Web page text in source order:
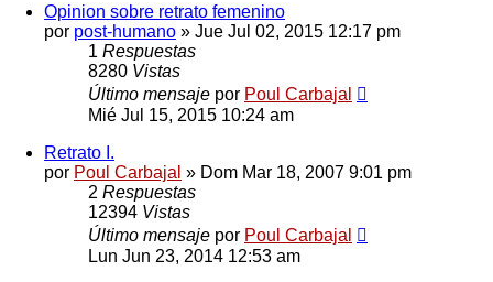
Opinion sobre retrato femenino
por post-humano » Jue Jul 02, 2015 12:17 pm
1 Respuestas
8280 Vistas
Último mensaje por Poul Carbajal
Mié Jul 15, 2015 10:24 am
Retrato I.
por Poul Carbajal » Dom Mar 18, 2007 9:01 pm
2 Respuestas
12394 Vistas
Último mensaje por Poul Carbajal
Lun Jun 23, 2014 12:53 am